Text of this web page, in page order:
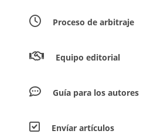
Proceso de arbitraje
Equipo editorial
Guía para los autores
Envíar artículos